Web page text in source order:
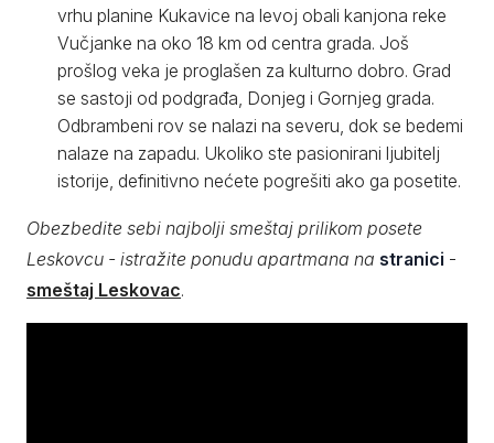
vrhu planine Kukavice na levoj obali kanjona reke
Vučjanke na oko 18 km od centra grada. Još
prošlog veka je proglašen za kulturno dobro. Grad
se sastoji od podgrađa, Donjeg i Gornjeg grada.
Odbrambeni rov se nalazi na severu, dok se bedemi
nalaze na zapadu. Ukoliko ste pasionirani ljubitelj
istorije, definitivno nećete pogrešiti ako ga posetite.
Obezbedite sebi najbolji smeštaj prilikom posete
Leskovcu - istražite ponudu apartmana na stranici -
smeštaj Leskovac.